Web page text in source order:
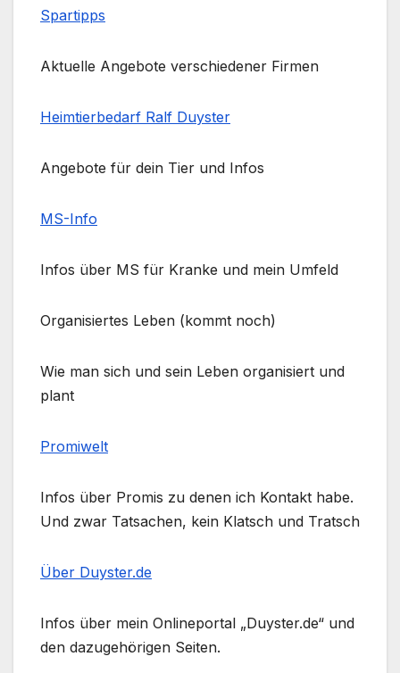
Spartipps
Aktuelle Angebote verschiedener Firmen
Heimtierbedarf Ralf Duyster
Angebote für dein Tier und Infos
MS-Info
Infos über MS für Kranke und mein Umfeld
Organisiertes Leben (kommt noch)
Wie man sich und sein Leben organisiert und
plant
Promiwelt
Infos über Promis zu denen ich Kontakt habe.
Und zwar Tatsachen, kein Klatsch und Tratsch
Über Duyster.de
Infos über mein Onlineportal „Duyster.de“ und
den dazugehörigen Seiten.